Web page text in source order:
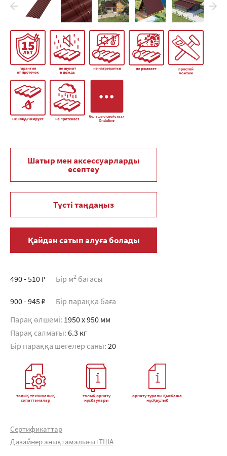
Шатыр мен аксессуарларды
есептеу
Түсті таңдаңыз
Қайдан сатып алуға болады
490 - 510 ₽ Бір м2 бағасы
900 - 945 ₽ Бір параққа баға
Парақ өлшемі: 1950 x 950 мм
Парақ салмағы: 6.3 кг
Бір параққа шегелер саны: 20
толық техникалық
сипаттамалар
толық орнату
нұсқаулары
орнату туралы қысқаша
нұсқаулық
Сертификаттар
Дизайнер анықтамалығы+ТША